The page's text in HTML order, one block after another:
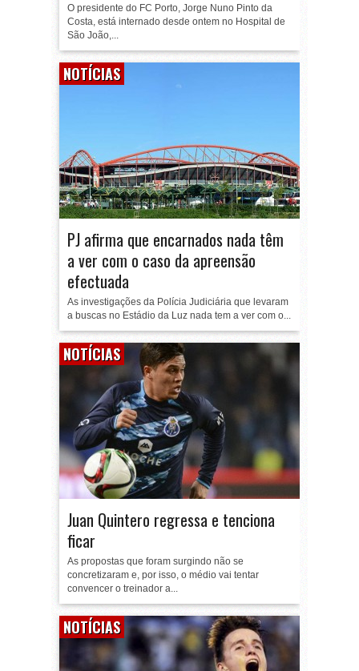
O presidente do FC Porto, Jorge Nuno Pinto da
Costa, está internado desde ontem no Hospital de
São João,...
NOTÍCIAS
PJ afirma que encarnados nada têm
a ver com o caso da apreensão
efectuada
As investigações da Polícia Judiciária que levaram
a buscas no Estádio da Luz nada tem a ver com o...
NOTÍCIAS
Juan Quintero regressa e tenciona
ficar
As propostas que foram surgindo não se
concretizaram e, por isso, o médio vai tentar
convencer o treinador a...
NOTÍCIAS